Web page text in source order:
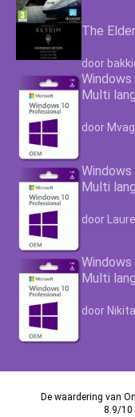
The
door
Multi
door
Multi
door
Multi
door
De waardering van
8.9/10